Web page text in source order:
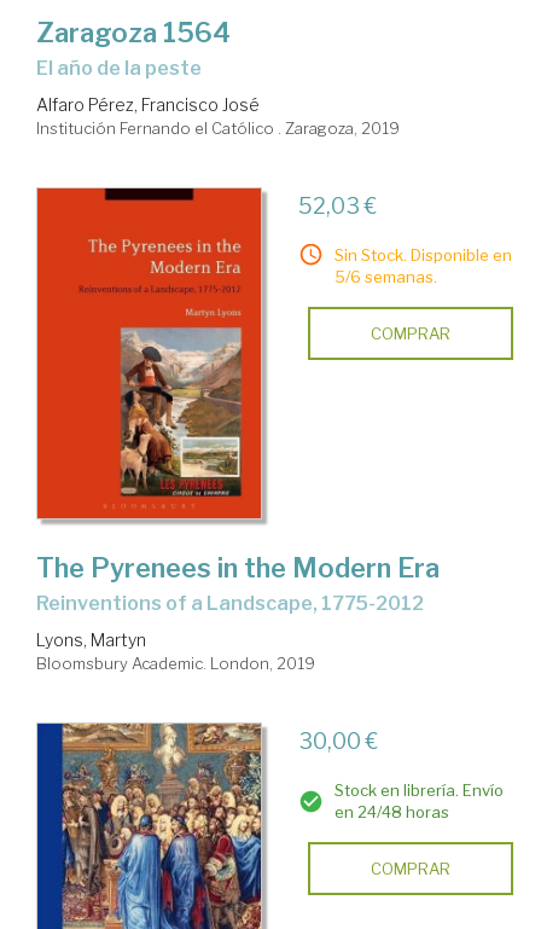
Zaragoza 1564
el año de la peste
Alfaro Pérez, Francisco José
Institución Fernando el Católico . Zaragoza, 2019
52,03 €
Sin Stock. Disponible en
5/6 semanas.
COMPRAR
The Pyrenees in the Modern Era
reinventions of a Landscape, 1775-2012
Lyons, Martyn
Bloomsbury Academic. London, 2019
30,00 €
Stock en librería. Envío
en 24/48 horas
COMPRAR